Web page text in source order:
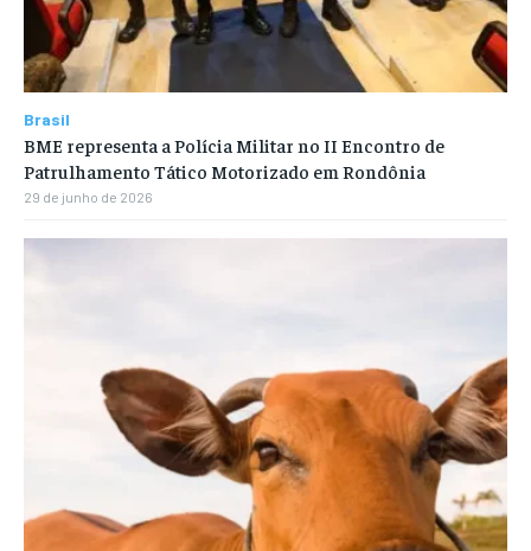
Brasil
BME representa a Polícia Militar no II Encontro de
Patrulhamento Tático Motorizado em Rondônia
29 de junho de 2026